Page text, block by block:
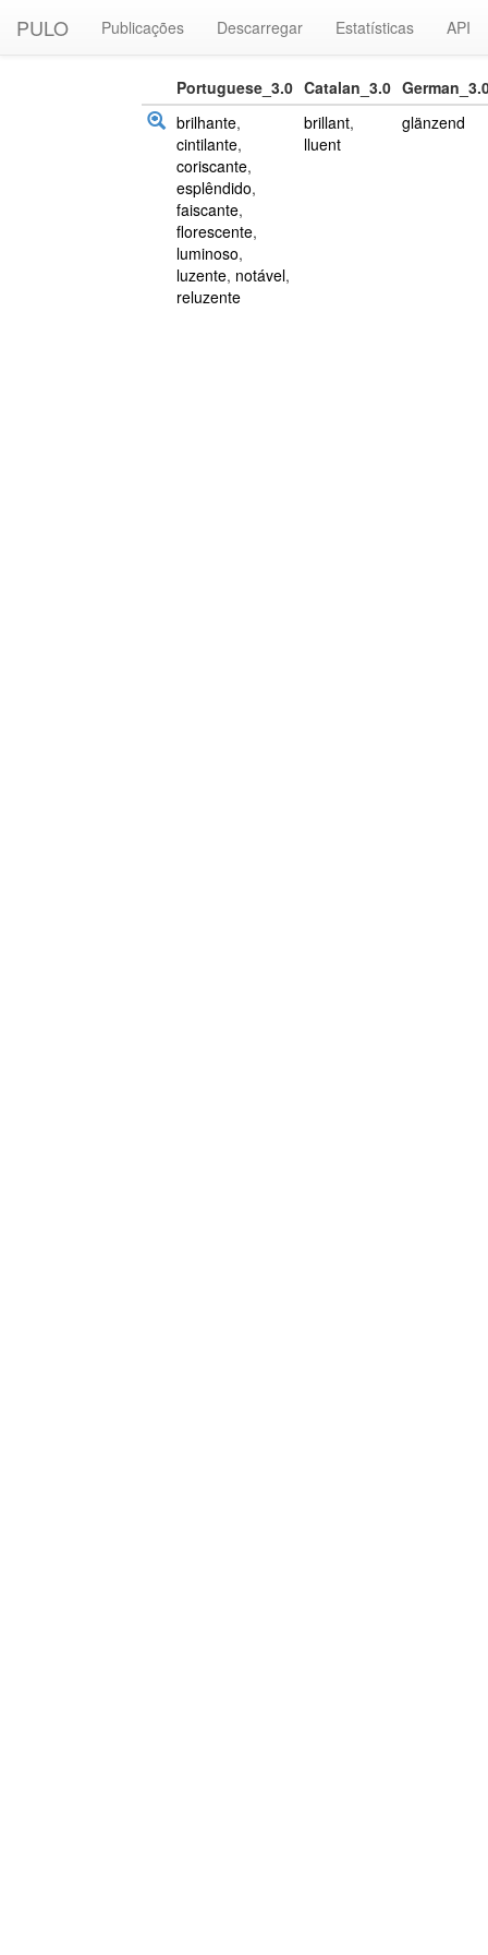
PULO Publicações Descarregar Estatísticas API
Portuguese_3.0 Catalan_3.0
brilhante,
cintilante,
coriscante,
esplêndido,
faiscante,
florescente,
luminoso,
luzente, notável,
reluzente
brillant,
lluent
glänzend